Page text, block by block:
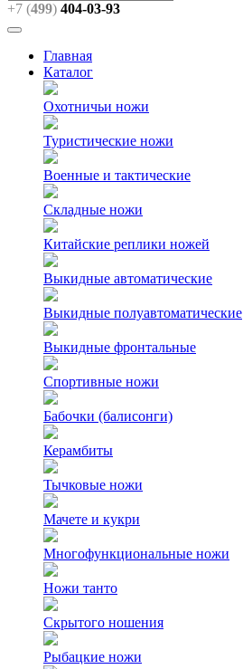
+7 (499) 404-03-93
Главная
Каталог
Охотничьи ножи
Туристические ножи
Военные и тактические
Складные ножи
Китайские реплики ножей
Выкидные автоматические
Выкидные полуавтоматические
Выкидные фронтальные
Спортивные ножи
Бабочки (балисонги)
Керамбиты
Тычковые ножи
Мачете и кукри
Многофункциональные ножи
Ножи танто
Скрытого ношения
Рыбацкие ножи